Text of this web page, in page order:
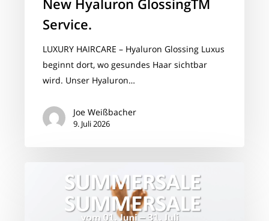
New Hyaluron GlossingTM​
Service.​
LUXURY HAIRCARE – Hyaluron Glossing Luxus
beginnt dort, wo gesundes Haar sichtbar
wird. Unser Hyaluron…
Joe Weißbacher
9. Juli 2026
CHAOSHAIRCONCEPT